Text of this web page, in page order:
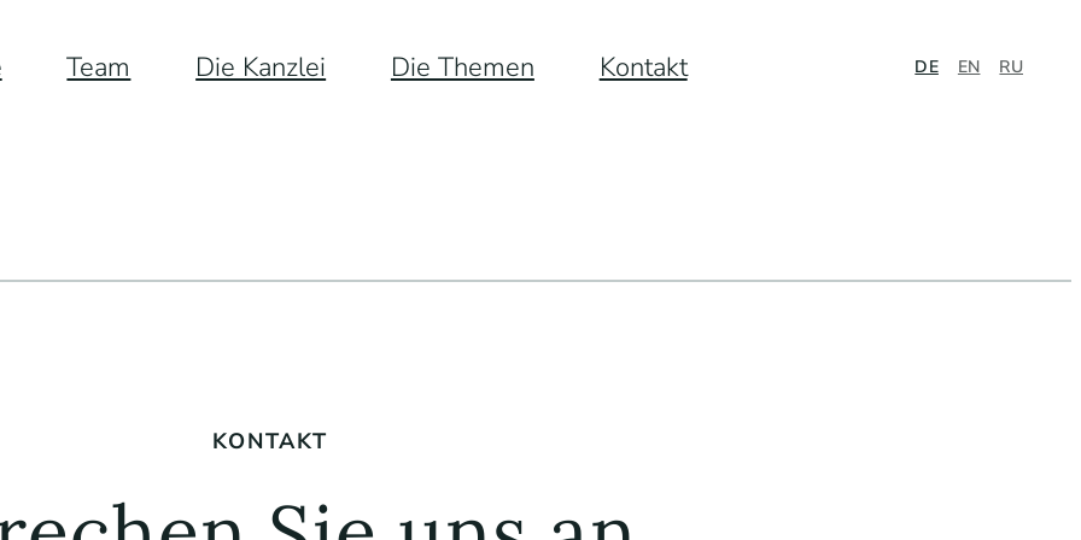
Team Die Kanzlei Die Themen Kontakt DE EN RU
KONTAKT